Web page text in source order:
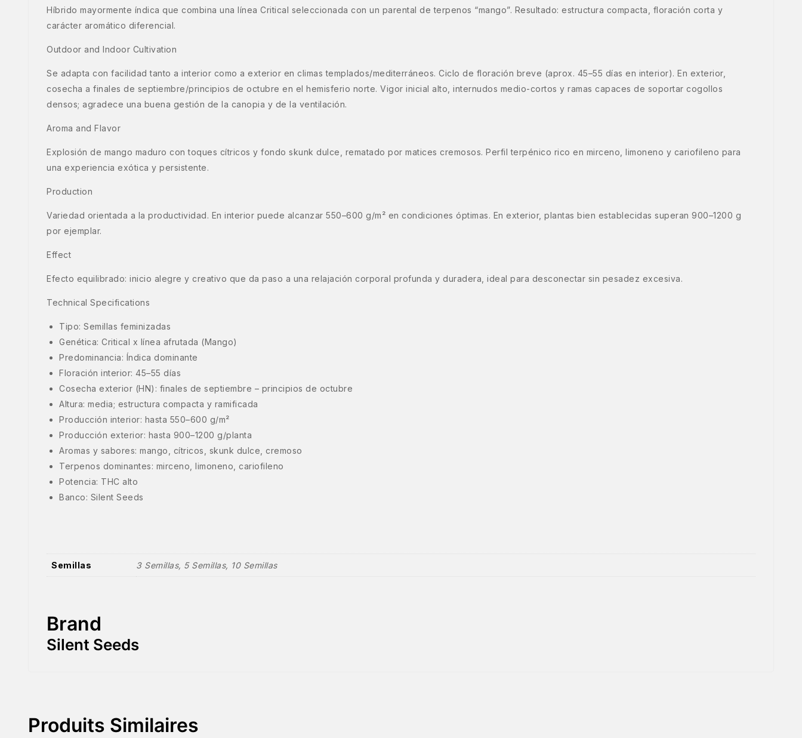
Híbrido mayormente índica que combina una línea Critical seleccionada con un parental de terpenos “mango”. Resultado: estructura compacta, floración corta y
carácter aromático diferencial.
Outdoor and Indoor Cultivation
Se adapta con facilidad tanto a interior como a exterior en climas templados/mediterráneos. Ciclo de floración breve (aprox. 45–55 días en interior). En exterior,
cosecha a finales de septiembre/principios de octubre en el hemisferio norte. Vigor inicial alto, internudos medio-cortos y ramas capaces de soportar cogollos
densos; agradece una buena gestión de la canopia y de la ventilación.
Aroma and Flavor
Explosión de mango maduro con toques cítricos y fondo skunk dulce, rematado por matices cremosos. Perfil terpénico rico en mirceno, limoneno y cariofileno para
una experiencia exótica y persistente.
Production
Variedad orientada a la productividad. En interior puede alcanzar 550–600 g/m² en condiciones óptimas. En exterior, plantas bien establecidas superan 900–1200 g
por ejemplar.
Effect
Efecto equilibrado: inicio alegre y creativo que da paso a una relajación corporal profunda y duradera, ideal para desconectar sin pesadez excesiva.
Technical Specifications
Tipo: Semillas feminizadas
Genética: Critical x línea afrutada (Mango)
Predominancia: Índica dominante
Floración interior: 45–55 días
Cosecha exterior (HN): finales de septiembre – principios de octubre
Altura: media; estructura compacta y ramificada
Producción interior: hasta 550–600 g/m²
Producción exterior: hasta 900–1200 g/planta
Aromas y sabores: mango, cítricos, skunk dulce, cremoso
Terpenos dominantes: mirceno, limoneno, cariofileno
Potencia: THC alto
Banco: Silent Seeds
Semillas 3 Semillas, 5 Semillas, 10 Semillas
Brand
Silent Seeds
Produits Similaires